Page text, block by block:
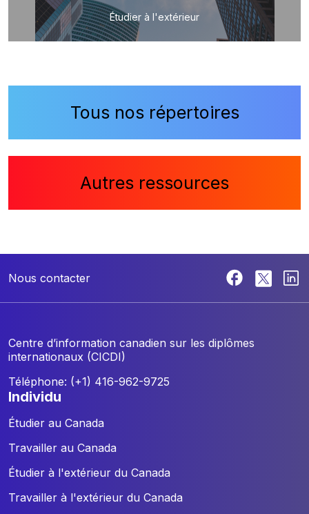
Étudier à l'extérieur
Tous nos répertoires
Autres ressources
Nous contacter
Centre d’information canadien sur les diplômes
internationaux (CICDI)
Téléphone: (+1) 416-962-9725
individu
Étudier au Canada
Travailler au Canada
Étudier à l'extérieur du Canada
Travailler à l'extérieur du Canada